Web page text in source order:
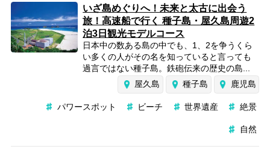
いざ島めぐりへ！未来と太古に出会う
旅！高速船で行く 種子島・屋久島周遊2
泊3日観光モデルコース
日本中の数ある島の中でも、1、2を争うくら
い多くの人がその名を知っていると言っても
過言ではない種子島。鉄砲伝来の歴史の島...
屋久島
種子島 鹿児島
パワースポット ビーチ 世界遺産 絶景
自然